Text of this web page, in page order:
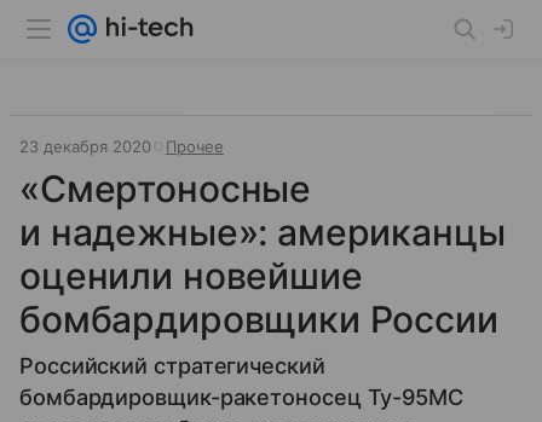
23 декабря 2020 Прочее
«Смертоносные
и надежные»: американцы
оценили новейшие
бомбардировщики России
Российский стратегический
бомбардировщик-ракетоносец Ту-95МС